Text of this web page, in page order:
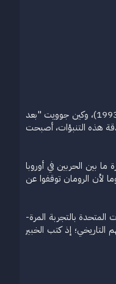
في أعقاب الحرب الباردة، ركّز عدد من المفكرين البارزين اهتمامهم على ملامح العالم القادم. فقد كانت مقالات فرانسيس فوكوياما "نهاية التاريخ؟" (1989)، وصمويل هنتنغتون "صدام الحضارات؟" (1993)، وكين جوويت "بعد
وبصرف النظر عن مدى دقة هذه التنبؤات، أصبحت
بين الحربين في أوروبا
لأن الرومان توقفوا عن
بالتجربة المرة-
التاريخي؛ إذ كتب الخبير